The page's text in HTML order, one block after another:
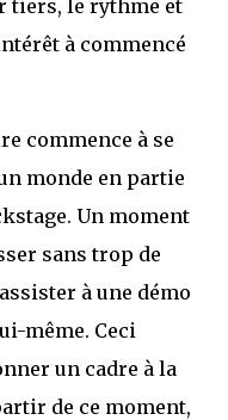
tiers, le rythme et
à commencé
commence à se
monde en partie
Un moment
sans trop de
à une démo
même. Ceci
un cadre à la
de ce moment,